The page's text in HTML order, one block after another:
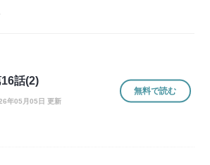
話(2)
年05月05日 更新
無料で読む